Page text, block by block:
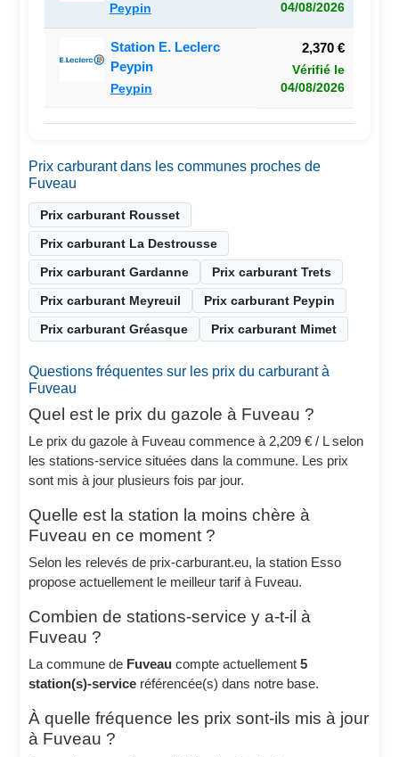
Peypin
04/08/2026
Station E. Leclerc
Peypin
Peypin
2,370 €
Vérifié le
04/08/2026
Prix carburant dans les communes proches de
Fuveau
Prix carburant Rousset
Prix carburant La Destrousse
Prix carburant Gardanne
Prix carburant Trets
Prix carburant Meyreuil
Prix carburant Peypin
Prix carburant Gréasque
Prix carburant Mimet
Questions fréquentes sur les prix du carburant à
Fuveau
Quel est le prix du gazole à Fuveau ?
Le prix du gazole à Fuveau commence à 2,209 € / L selon
les stations-service situées dans la commune. Les prix
sont mis à jour plusieurs fois par jour.
Quelle est la station la moins chère à
Fuveau en ce moment ?
Selon les relevés de prix-carburant.eu, la station Esso
propose actuellement le meilleur tarif à Fuveau.
Combien de stations-service y a-t-il à
Fuveau ?
La commune de Fuveau compte actuellement5
station(s)-service référencée(s) dans notre base.
À quelle fréquence les prix sont-ils mis à jour
à Fuveau ?